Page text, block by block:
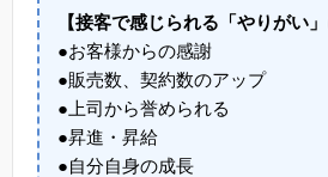
【接客で感じられる「やりがい」
●お客様からの感謝
●販売数、契約数のアップ
●上司から誉められる
●昇進・昇給
●自分自身の成長